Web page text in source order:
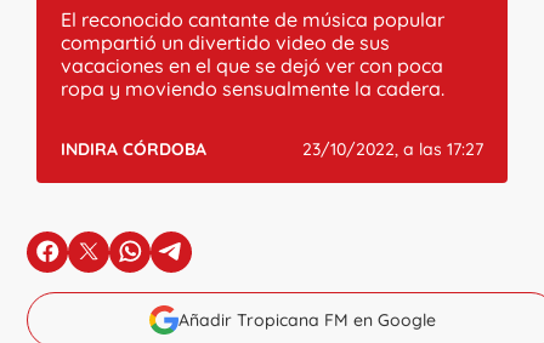
El reconocido cantante de música popular
compartió un divertido video de sus
vacaciones en el que se dejó ver con poca
ropa y moviendo sensualmente la cadera.
INDIRA CÓRDOBA 23/10/2022, a las 17:27
en Facebook
en Xen Whatsapp
en Telegram
Añadir Tropicana FM en Google